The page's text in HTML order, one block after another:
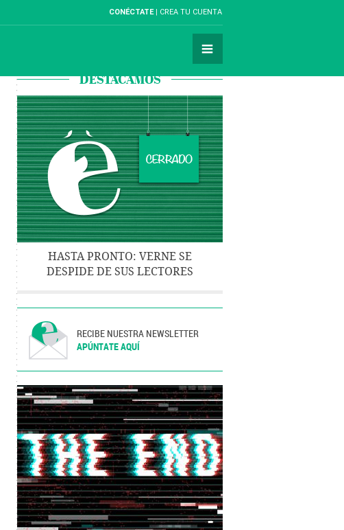
CONÉCTATE CREA TU CUENTA
DESTACAMOS
HASTA PRONTO: VERNE SE
DESPIDE DE SUS LECTORES
RECIBE NUESTRA NEWSLETTER
APÚNTATE AQUÍ